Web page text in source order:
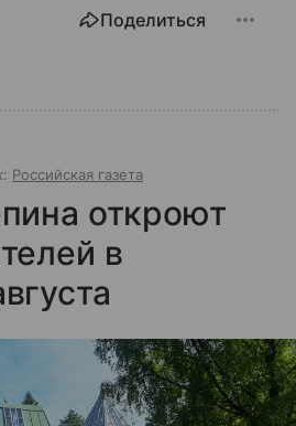
Поделиться
Российская газета
откроют
в